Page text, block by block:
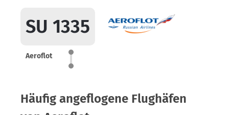
SU 1335
Aeroflot
Häufig angeflogene Flughäfen